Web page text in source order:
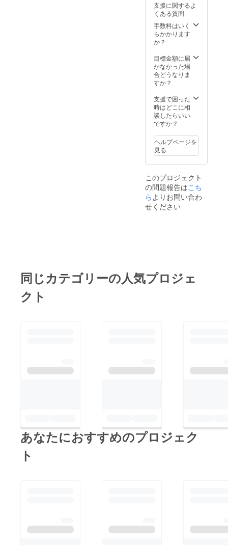
がある
ため、
掲載点
数・場
所は申
件数に
より変
動致し
ま
＜掲載
箇所＞
２箇所
＜掲載
事業が
存続す
る限り
掲載 ＜
法＞社
名、ロ
ゴ、広
告 （掲
載内容
だきま
す） ＜
＜備考
欄記入
る内容
をご記
イズ＞
支援に関するよ
くある質問
手数料はいく
らかかります
か？
目標金額に届
かなかった場
合どうなりま
すか？
支援で困った
時はどこに相
談したらいい
ですか？
ヘルプページを
見る
このプロジェクト
の問題報告はこち
らよりお問い合わ
せください
同じカテゴリーの人気プロジェ
クト
あなたにおすすめのプロジェク
ト